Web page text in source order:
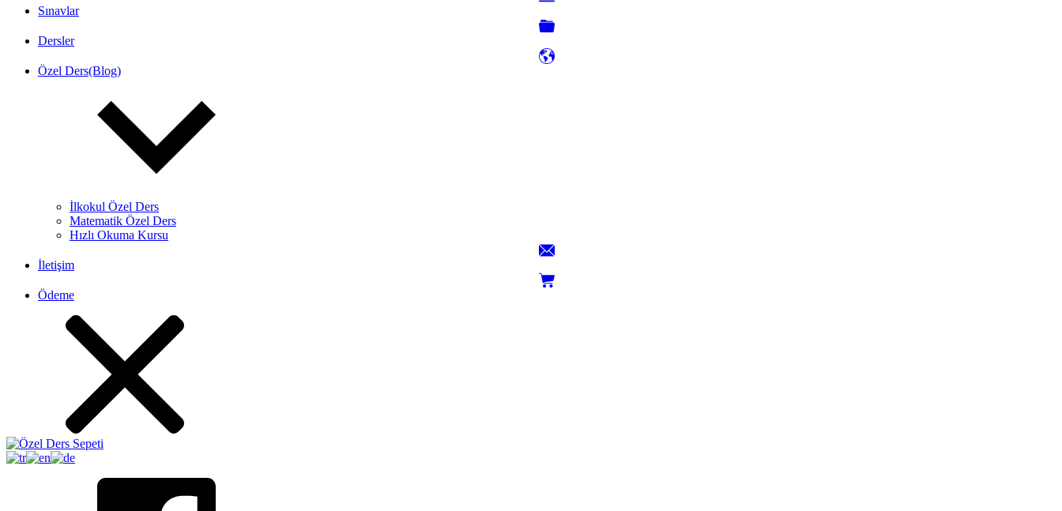
Sınavlar
Dersler
Özel Ders(Blog)
İlkokul Özel Ders
Matematik Özel Ders
Hızlı Okuma Kursu
İletişim
Ödeme